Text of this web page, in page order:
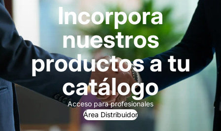
Incorpora
nuestros
productos a tu
catálogo
Acceso para profesionales
Área Distribuidor